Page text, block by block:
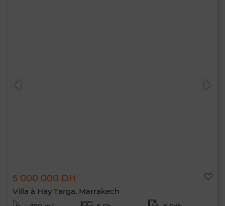
5 000 000 DH
Villa à Hay Targa, Marrakech